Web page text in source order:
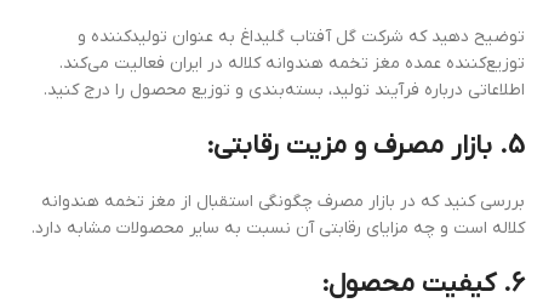
توضیح دهید که شرکت گل آفتاب گلیداغ به عنوان تولیدکننده و
توزیع‌کننده عمده مغز تخمه هندوانه کلاله در ایران فعالیت می‌کند.
اطلاعاتی درباره فرآیند تولید، بسته‌بندی و توزیع محصول را درج کنید.
5. بازار مصرف و مزیت رقابتی:
بررسی کنید که در بازار مصرف چگونگی استقبال از مغز تخمه هندوانه
کلاله است و چه مزایای رقابتی آن نسبت به سایر محصولات مشابه دارد.
6. کیفیت محصول: